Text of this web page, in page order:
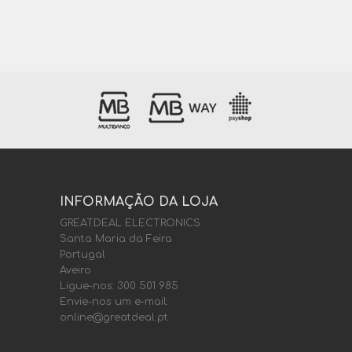
INFORMAÇÃO DA LOJA
GREATDEAL ELECTRONICS
Santa Maria da Feira
Portugal
Aveiro
Ligue-nos: 300 501 985
Envie-nos um e-mail:
online@greatdeal.pt